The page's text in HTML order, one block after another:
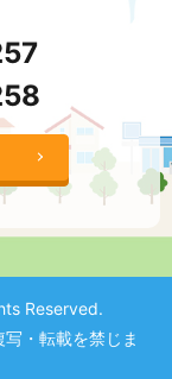
Reserved.
写・転載を禁じま